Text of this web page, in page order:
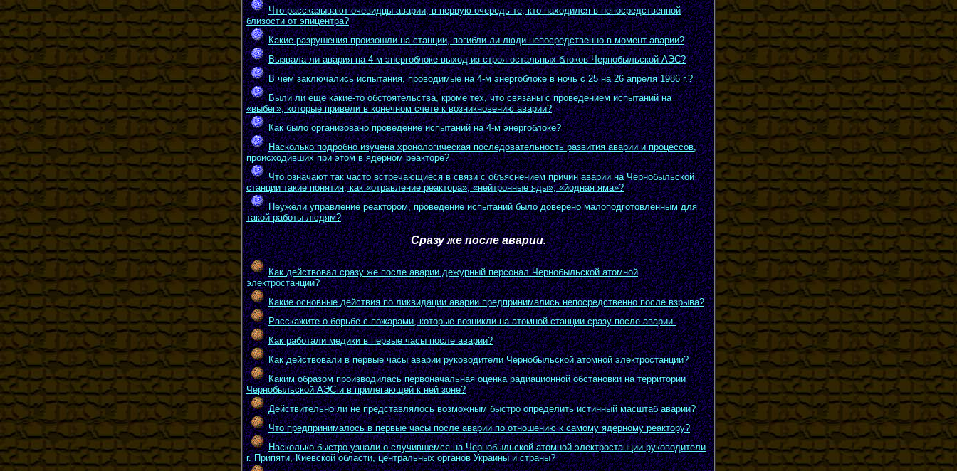
Что рассказывают очевидцы аварии, в первую очередь те, кто находился в непосредственной
близости от эпицентра?
Какие разрушения произошли на станции, погибли ли люди непосредственно в момент аварии?
Вызвала ли авария на 4-м энергоблоке выход из строя остальных блоков Чернобыльской АЭС?
В чем заключались испытания, проводимые на 4-м энергоблоке в ночь с 25 на 26 апреля 1986 г.?
Были ли еще какие-то обстоятельства, кроме тех, что связаны с проведением испытаний на
«выбег», которые привели в конечном счете к возникновению аварии?
Как было организовано проведение испытаний на 4-м энергоблоке?
Насколько подробно изучена хронологическая последовательность развития аварии и процессов,
происходивших при этом в ядерном реакторе?
Что означают так часто встречающиеся в связи с объяснением причин аварии на Чернобыльской
станции такие понятия, как «отравление реактора», «нейтронные яды», «йодная яма»?
Неужели управление реактором, проведение испытаний было доверено малоподготовленным для
такой работы людям?
Сразу же после аварии.
Как действовал сразу же после аварии дежурный персонал Чернобыльской атомной
электростанции?
Какие основные действия по ликвидации аварии предпринимались непосредственно после взрыва?
Расскажите о борьбе с пожарами, которые возникли на атомной станции сразу после аварии.
Как работали медики в первые часы после аварии?
Как действовали в первые часы аварии руководители Чернобыльской атомной электростанции?
Каким образом производилась первоначальная оценка радиационной обстановки на территории
Чернобыльской АЭС и в прилегающей к ней зоне?
Действительно ли не представлялось возможным быстро определить истинный масштаб аварии?
Что предпринималось в первые часы после аварии по отношению к самому ядерному реактору?
Насколько быстро узнали о случившемся на Чернобыльской атомной электростанции руководители
г. Припяти, Киевской области, центральных органов Украины и страны?